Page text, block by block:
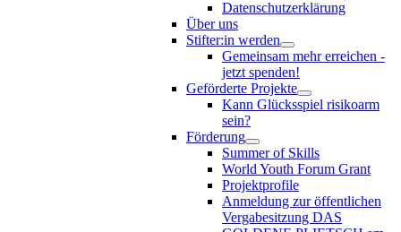
Datenschutzerklärung
Über uns
Stifter:in werden
Gemeinsam mehr erreichen -
jetzt spenden!
Geförderte Projekte
Kann Glücksspiel risikoarm
sein?
Förderung
Summer of Skills
World Youth Forum Grant
Projektprofile
Anmeldung zur öffentlichen
Vergabesitzung DAS